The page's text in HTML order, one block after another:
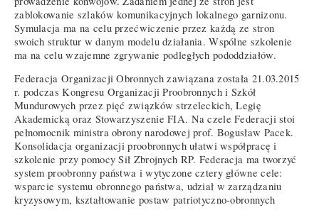
zablokowanie szlaków komunikacyjnych lokalnego garnizonu.
Symulacja ma na celu przećwiczenie przez każdą ze stron
swoich struktur w danym modelu działania. Wspólne szkolenie
ma na celu wzajemne zgrywanie podległych pododdziałów.
Federacja Organizacji Obronnych zawiązana została 21.03.2015
r. podczas Kongresu Organizacji Proobronnych i Szkół
Mundurowych przez pięć związków strzeleckich, Legię
Akademicką oraz Stowarzyszenie FIA. Na czele Federacji stoi
pełnomocnik ministra obrony narodowej prof. Bogusław Pacek.
Konsolidacja organizacji proobronnych ułatwi współpracę i
szkolenie przy pomocy Sił Zbrojnych RP. Federacja ma tworzyć
system proobronny państwa i wytyczone cztery główne cele:
wsparcie systemu obronnego państwa, udział w zarządzaniu
kryzysowym, kształtowanie postaw patriotyczno-obronnych